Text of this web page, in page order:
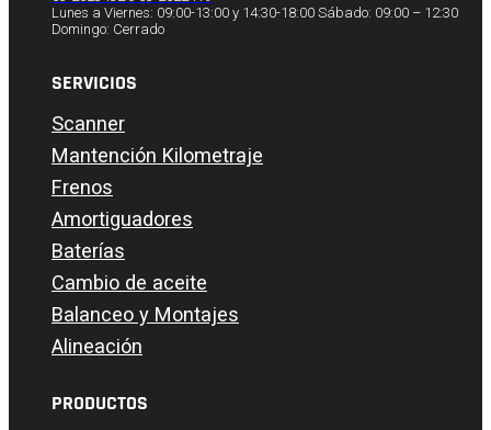
Lunes a Viernes: 09:00-13:00 y 14:30-18:00 Sábado: 09:00 – 12:30
Domingo: Cerrado
SERVICIOS
Scanner
Mantención Kilometraje
Frenos
Amortiguadores
Baterías
Cambio de aceite
Balanceo y Montajes
Alineación
PRODUCTOS